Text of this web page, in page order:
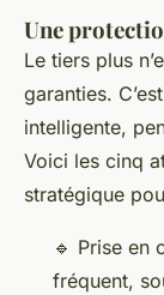
Une
Le tiers plus
garanties.
intelligente,
Voici les cinq
stratégique
🔹 Prise en
fréquent,